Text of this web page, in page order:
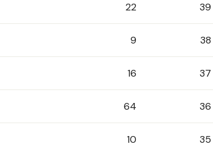
22 39
9 38
16 37
64 36
10 35